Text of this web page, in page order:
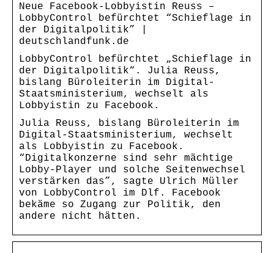
Neue Facebook-Lobbyistin Reuss –
LobbyControl befürchtet “Schieflage in
der Digitalpolitik” |
deutschlandfunk.de
LobbyControl befürchtet „Schieflage in
der Digitalpolitik“. Julia Reuss,
bislang Büroleiterin im Digital-
Staatsministerium, wechselt als
Lobbyistin zu Facebook.
Julia Reuss, bislang Büroleiterin im
Digital-Staatsministerium, wechselt
als Lobbyistin zu Facebook.
“Digitalkonzerne sind sehr mächtige
Lobby-Player und solche Seitenwechsel
verstärken das”, sagte Ulrich Müller
von LobbyControl im Dlf. Facebook
bekäme so Zugang zur Politik, den
andere nicht hätten.